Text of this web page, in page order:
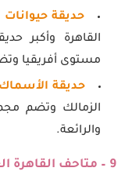
حديقة حيوانات
القاهرة وأكبر
مستوى أفريقيا
حديقة
الزمالك وتضم
والرائعة.
9 – متاحف القاهرة العريقة